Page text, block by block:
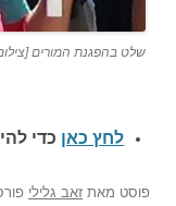
שלט בהפגנת המורים
לחץ כאן כדי
פוסט מאת זאב גלילי